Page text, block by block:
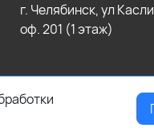
г. Челябинск, ул
оф. 201 (1 этаж)